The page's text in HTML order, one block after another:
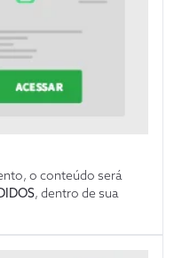
o conteúdo será
, dentro de sua